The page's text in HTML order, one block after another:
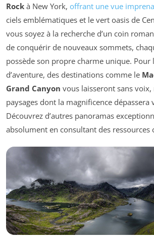
Rock à New York, offrant une vue
ciels emblématiques et le vert oasis de
vous soyez à la recherche d’un coin
de conquérir de nouveaux sommets,
possède son propre charme unique. Pour
d’aventure, des destinations comme le
Grand Canyon vous laisseront sans voix,
paysages dont la magnificence dépassera
Découvrez d’autres panoramas
absolument en consultant des ressources